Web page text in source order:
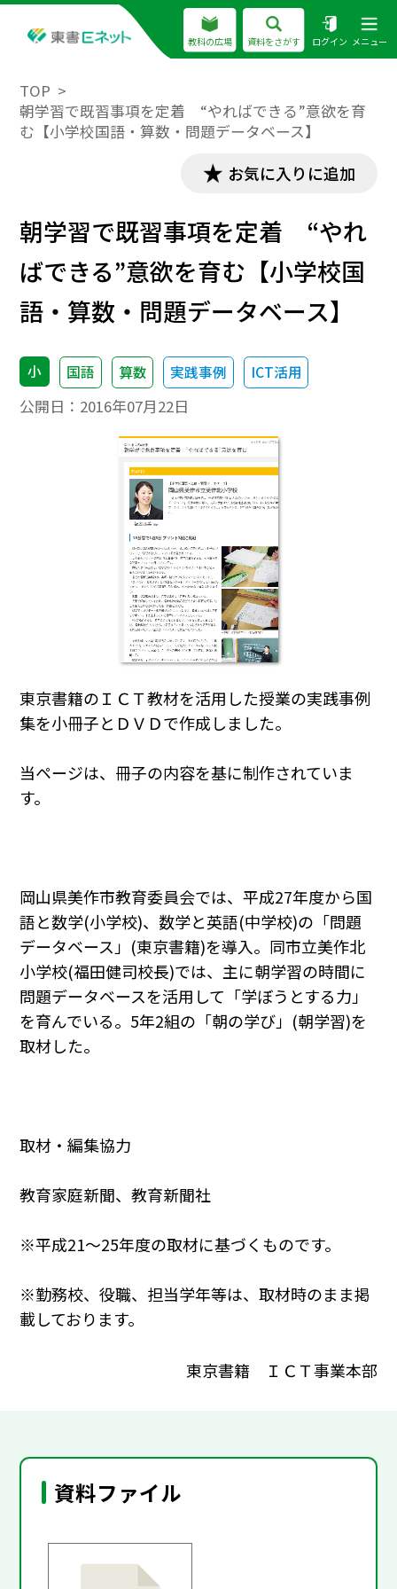
教科の広場 資料をさがす ログイン メニュー
TOP
朝学習で既習事項を定着 “やればできる”意欲を育
む【小学校国語・算数・問題データベース】
お気に入りに追加
朝学習で既習事項を定着 “やれ
ばできる”意欲を育む【小学校国
語・算数・問題データベース】
小 国語 算数 実践事例 ICT活用
公開日： 2016年07月22日
東京書籍のＩＣＴ教材を活用した授業の実践事例
集を小冊子とＤＶＤで作成しました。
当ページは、冊子の内容を基に制作されていま
す。
岡山県美作市教育委員会では、平成27年度から国
語と数学(小学校)、数学と英語(中学校)の「問題
データベース」(東京書籍)を導入。同市立美作北
小学校(福田健司校長)では、主に朝学習の時間に
問題データベースを活用して「学ぼうとする力」
を育んでいる。5年2組の「朝の学び」(朝学習)を
取材した。
取材・編集協力
教育家庭新聞、教育新聞社
※平成21～25年度の取材に基づくものです。
※勤務校、役職、担当学年等は、取材時のまま掲
載しております。
東京書籍 ＩＣＴ事業本部
資料ファイル